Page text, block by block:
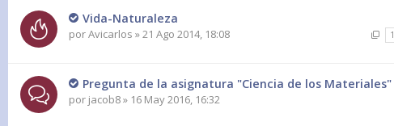
Vida-Naturaleza
1
porAvicarlos » 21 Ago 2014, 18:08
Pregunta de la asignatura "Ciencia de los Materiales"
por jacob8» 16 May 2016, 16:32